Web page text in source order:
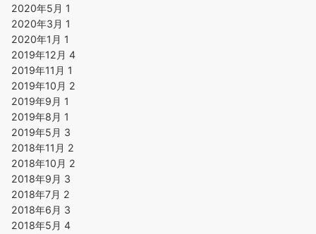
2020年5月 1
2020年3月 1
2020年1月 1
2019年12月 4
2019年11月 1
2019年10月 2
2019年9月 1
2019年8月 1
2019年5月 3
2018年11月 2
2018年10月 2
2018年9月 3
2018年7月 2
2018年6月 3
2018年5月 4